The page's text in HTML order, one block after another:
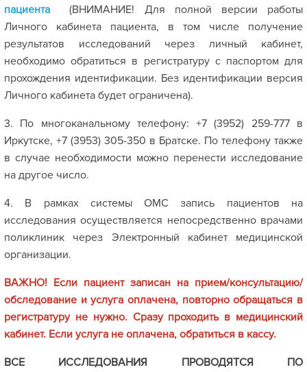
пациента
(ВНИМАНИЕ! Для полной версии работы
Личного кабинета пациента, в том числе получение
результатов исследований через личный кабинет,
необходимо обратиться в регистратуру с паспортом для
прохождения идентификации. Без идентификации версия
Личного кабинета будет ограничена).
3. По многоканальному телефону: +7 (3952) 259-777 в
Иркутске, +7 (3953) 305-350 в Братске. По телефону также
в случае необходимости можно перенести исследование
на другое число.
4. В рамках системы ОМС запись пациентов на
исследования осуществляется непосредственно врачами
поликлиник через Электронный кабинет медицинской
организации.
ВАЖНО! Если пациент записан на прием/консультацию/
обследование и услуга оплачена, повторно обращаться в
регистратуру не нужно. Сразу проходить в медицинский
кабинет. Если услуга не оплачена, обратиться в кассу.
ВСЕ ИССЛЕДОВАНИЯ ПРОВОДЯТСЯ ПО